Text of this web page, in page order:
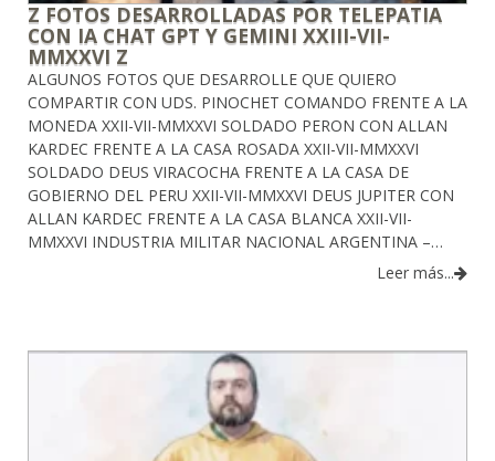
Z FOTOS DESARROLLADAS POR TELEPATIA
CON IA CHAT GPT Y GEMINI XXIII-VII-
MMXXVI Z
ALGUNOS FOTOS QUE DESARROLLE QUE QUIERO
COMPARTIR CON UDS. PINOCHET COMANDO FRENTE A LA
MONEDA XXII-VII-MMXXVI SOLDADO PERON CON ALLAN
KARDEC FRENTE A LA CASA ROSADA XXII-VII-MMXXVI
SOLDADO DEUS VIRACOCHA FRENTE A LA CASA DE
GOBIERNO DEL PERU XXII-VII-MMXXVI DEUS JUPITER CON
ALLAN KARDEC FRENTE A LA CASA BLANCA XXII-VII-
MMXXVI INDUSTRIA MILITAR NACIONAL ARGENTINA –…
Leer más...